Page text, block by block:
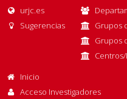
urjc.es
Sugerencias
Grupos
Grupos
Inicio
Acceso Investigadores